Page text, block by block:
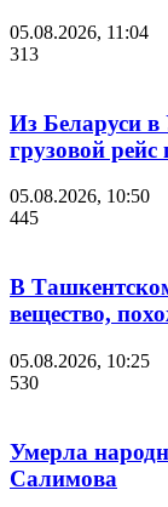
05.08.2026, 11:04
313
Из Беларуси в
грузовой
05.08.2026, 10:50
445
В
вещество,
05.08.2026, 10:25
530
Умерла
Салимова